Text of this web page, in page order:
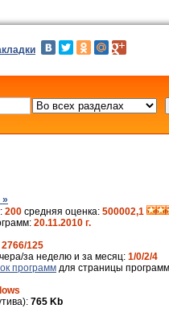
»
200 средняя оценка: 500002,1
20.11.2010 г.
2766/125
за неделю и за месяц: 1/0/2/4
программ для страницы
765 Kb